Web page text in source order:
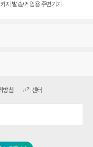
지 발송/게임용 주변기기
방침 고객센터